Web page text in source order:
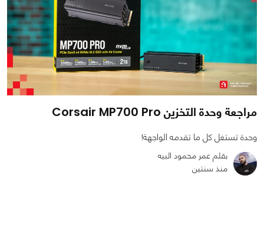
مراجعة وحدة التخزين Corsair MP700 Pro
وحدة تستغل كل ما تقدمه الواجهة!
بقلم عمر محمود البيه
منذ سنتين